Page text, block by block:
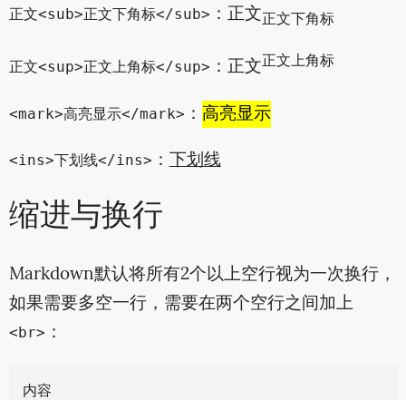
正文<sub>正文下角标</sub> ：正文正文下角标
正文<sup>正文上角标</sup> ：正文正文上角标
<mark>高亮显示</mark> ： 高亮显示
<ins>下划线</ins> ：下划线
缩进与换行
Markdown默认将所有2个以上空行视为一次换行，
如果需要多空一行，需要在两个空行之间加上
<br> ：
内容